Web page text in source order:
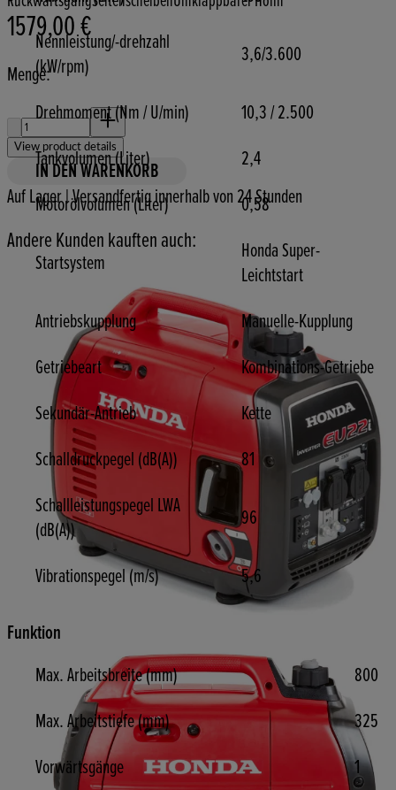
Nennleistung/-drehzahl
(kW/rpm)
3,6/3.600
Drehmoment (Nm / U/min)
10,3 / 2.500
Tankvolumen (Liter)
2,4
Motorölvolumen (Liter)
0,58
Startsystem
Honda Super-
Leichtstart
Antriebskupplung
Manuelle-Kupplung
Getriebeart
Kombinations-Getriebe
Sekundär-Antrieb
Kette
Schalldruckpegel (dB(A))
81
Schallleistungspegel LWA
(dB(A))
96
Vibrationspegel (m/s) 5,6
Funktion
Max. Arbeitsbreite (mm)
800
Max. Arbeitstiefe (mm)
325
Vorwärtsgänge
1
Aktueller Preis: 1579,00 €.
1579,00 €
Menge:
Menge:
View product details
IN DEN WARENKORB
Auf Lager | Versandfertig innerhalb von 24 Stunden
Andere Kunden kauften auch: